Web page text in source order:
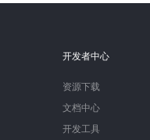
开发者中心
资源下载
文档中心
开发工具